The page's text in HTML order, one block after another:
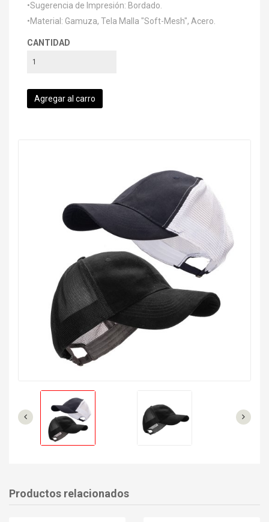
•Sugerencia de Impresión: Bordado.
•Material: Gamuza, Tela Malla "Soft-Mesh", Acero.
CANTIDAD
Productos relacionados